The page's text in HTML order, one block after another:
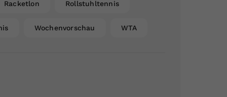
Racketlon Rollstuhltennis
Wochenvorschau WTA